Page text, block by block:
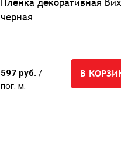
Пленка декоративная
черная
597 руб. /
пог. м.
В